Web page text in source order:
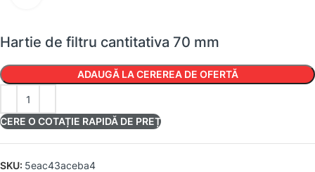
Hartie de filtru cantitativa 70 mm
ADAUGĂ LA CEREREA DE OFERTĂ
CERE O COTAȚIE RAPIDĂ DE PREȚ
SKU: 5eac43aceba4